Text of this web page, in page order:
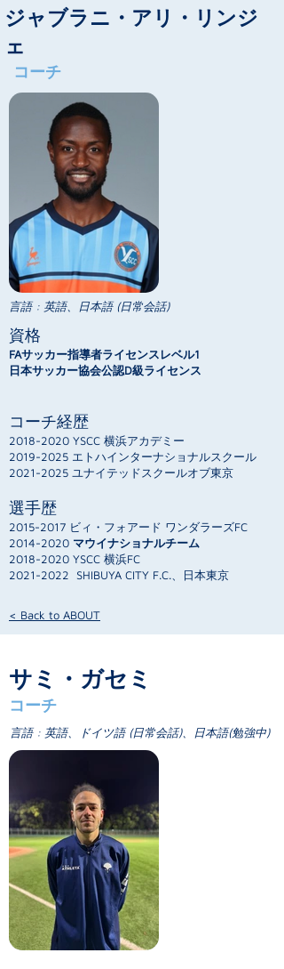
ジャブラニ・アリ・リンジ
ェ
コーチ
言語 : 英語、日本語 (日常会話)
資格
FAサッカー指導者ライセンスレベル1
日本サッカー協会公認D級ライセンス
コーチ経歴
2018-2020 YSCC 横浜アカデミー
2019-2025 エトハインターナショナルスクール
2021-2025 ユナイテッドスクールオブ東京​
選手歴
2015-2017 ビィ・フォアード ワンダラーズFC
2014-2020 マウイナショナルチーム
2018-2020 YSCC 横浜FC
2021-2022
SHIBUYA CITY F.C.、日本東京
< Back to ABOUT
サミ・ガセミ
コーチ
言語 : 英語、ドイツ語 (日常会話)、日本語(勉強中)